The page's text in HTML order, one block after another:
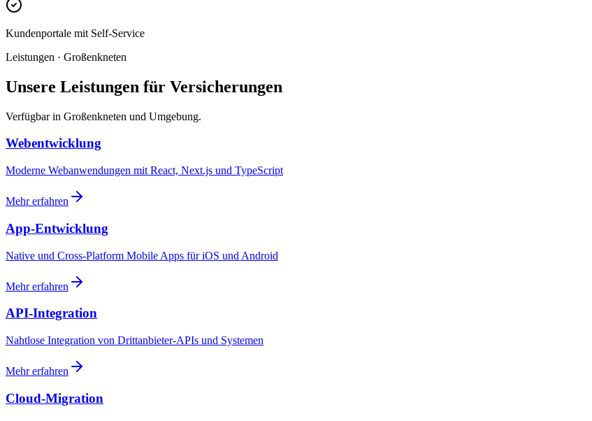
Kundenportale mit Self-Service
Leistungen · Großenkneten
Unsere Leistungen für Versicherungen
Verfügbar in Großenkneten und Umgebung.
Webentwicklung
Moderne Webanwendungen mit React, Next.js und TypeScript
Mehr erfahren
App-Entwicklung
Native und Cross-Platform Mobile Apps für iOS und Android
Mehr erfahren
API-Integration
Nahtlose Integration von Drittanbieter-APIs und Systemen
Mehr erfahren
Cloud-Migration